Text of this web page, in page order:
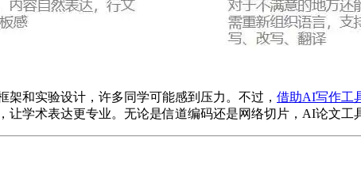
和实验设计，许多同学可能感到压力。不过， 借助AI写作工
学术表达更专业。无论是信道编码还是网络切片，AI论文工